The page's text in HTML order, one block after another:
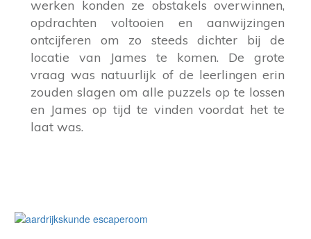
werken konden ze obstakels overwinnen,
opdrachten voltooien en aanwijzingen
ontcijferen om zo steeds dichter bij de
locatie van James te komen. De grote
vraag was natuurlijk of de leerlingen erin
zouden slagen om alle puzzels op te lossen
en James op tijd te vinden voordat het te
laat was.